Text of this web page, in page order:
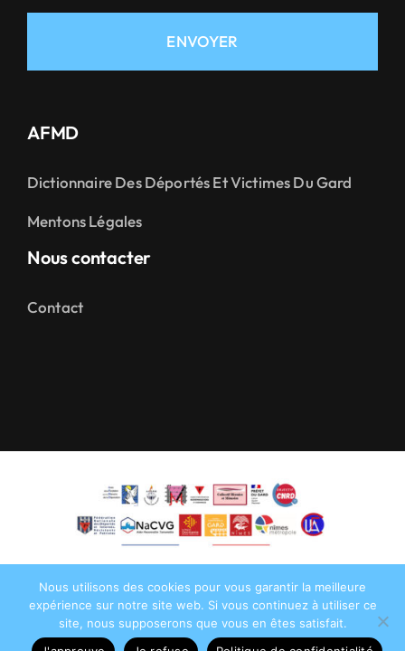
ENVOYER
AFMD
Dictionnaire Des Déportés Et Victimes Du Gard
Mentons Légales
Nous contacter
Contact
©2026•AFMD DT 30• Tous droits réservés •
Nous utilisons des cookies pour vous garantir la meilleure
expérience sur notre site web. Si vous continuez à utiliser ce
site, nous supposerons que vous en êtes satisfait.